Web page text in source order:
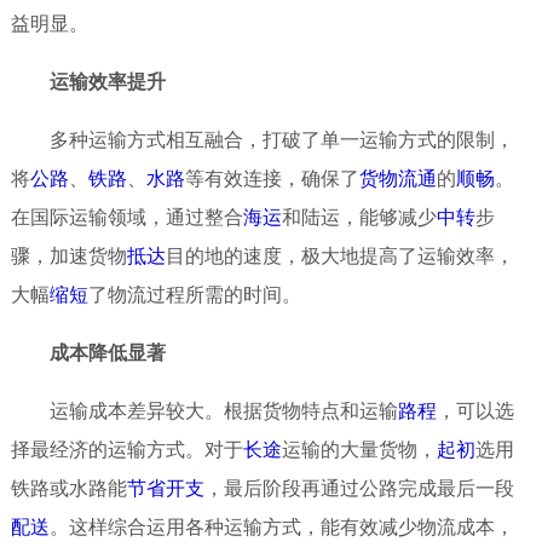
益明显。
运输效率提升
多种运输方式相互融合，打破了单一运输方式的限制，
将公路 铁路 水路等有效连接，确保了货物流通的顺畅。
在国际运输领域，通过整合海运和陆运，能够减少中转步
骤，加速货物抵达 目的地的速度，极大地提高了运输效率，
大幅缩短了物流过程所需的时间。
成本降低显著
运输成本差异较大。根据货物特点和运输路程 ，可以选
择最经济的运输方式。对于长途运输的大量货物， 起初选用
铁路或水路能节省开支 ，最后阶段再通过公路完成最后一段
配送。这样综合运用各种运输方式，能有效减少物流成本，